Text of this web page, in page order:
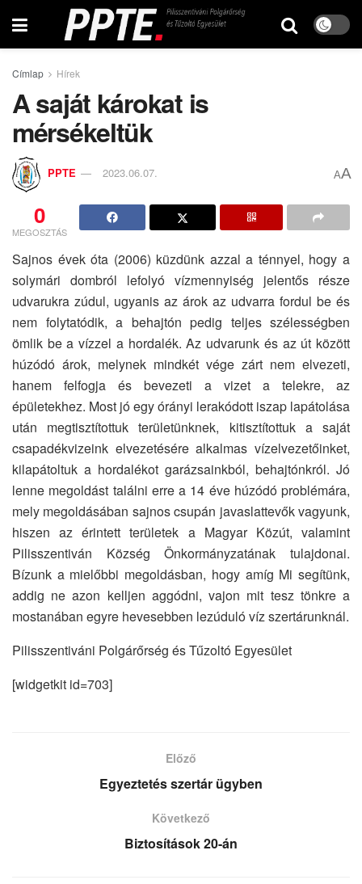
Címlap Hírek
A saját károkat is
mérsékeltük
PPTE 2023.06.07. AA
0
MEGOSZTÁS
Sajnos évek óta (2006) küzdünk azzal a ténnyel, hogy a
solymári dombról lefolyó vízmennyiség jelentős része
udvarukra zúdul, ugyanis az árok az udvarra fordul be és
nem folytatódik, a behajtón pedig teljes szélességben
ömlik be a vízzel a hordalék. Az udvarunk és az út között
húzódó árok, melynek mindkét vége zárt nem elvezeti,
hanem felfogja és bevezeti a vizet a telekre, az
épületekhez. Most jó egy órányi lerakódott iszap lapátolása
után megtisztítottuk területünknek, kitisztítottuk a saját
csapadékvizeink elvezetésére alkalmas vízelvezetőinket,
kilapátoltuk a hordalékot garázsainkból, behajtónkról. Jó
lenne megoldást találni erre a 14 éve húzódó problémára,
mely megoldásában sajnos csupán javaslattevők vagyunk,
hiszen az érintett területek a Magyar Közút, valamint
Pilisszentiván Község Önkormányzatának tulajdonai.
Bízunk a mielőbbi megoldásban, hogy amíg Mi segítünk,
addig ne azon kelljen aggódni, vajon mit tesz tönkre a
mostanában egyre hevesebben lezúduló víz szertárunknál.
Pilisszentiváni Polgárőrség és Tűzoltó Egyesület
[widgetkit id=703]
Előző
Egyeztetés szertár ügyben
Következő
Biztosítások 20-án